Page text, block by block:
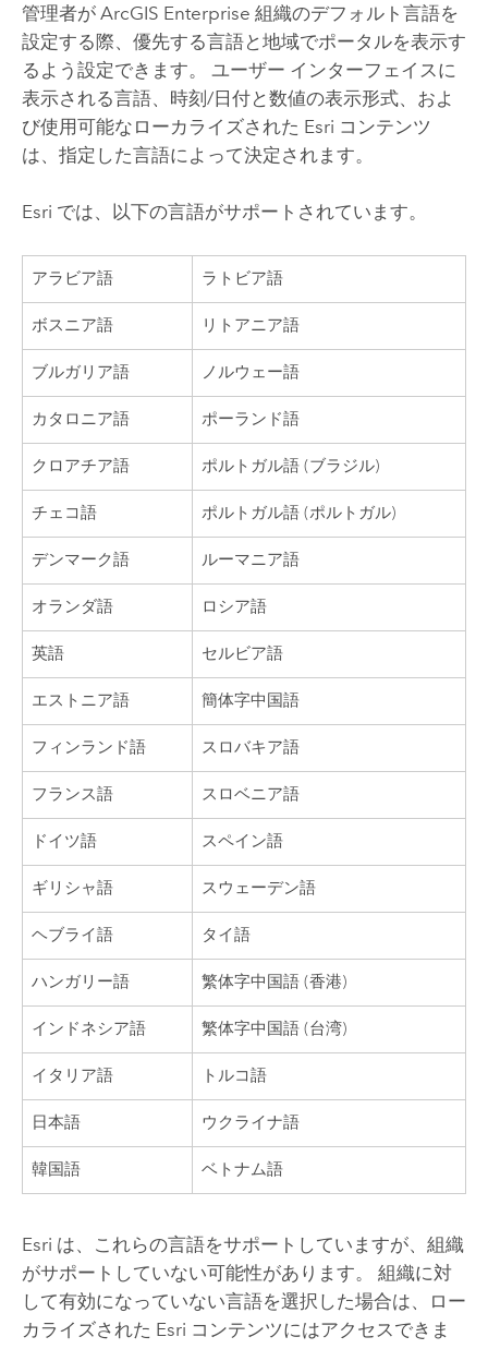
管理者が ArcGIS Enterprise 組織のデフォルト言語を
設定する際、優先する言語と地域でポータルを表示す
るよう設定できます。 ユーザー インターフェイスに
表示される言語、時刻/日付と数値の表示形式、およ
び使用可能なローカライズされた Esri コンテンツ
は、指定した言語によって決定されます。
Esri では、以下の言語がサポートされています。
アラビア語 ラトビア語
ボスニア語 リトアニア語
ブルガリア語 ノルウェー語
カタロニア語 ポーランド語
クロアチア語 ポルトガル語 (ブラジル)
チェコ語 ポルトガル語 (ポルトガル)
デンマーク語 ルーマニア語
オランダ語 ロシア語
英語 セルビア語
エストニア語 簡体字中国語
フィンランド語 スロバキア語
フランス語 スロベニア語
ドイツ語 スペイン語
ギリシャ語 スウェーデン語
ヘブライ語 タイ語
ハンガリー語 繁体字中国語 (香港)
インドネシア語 繁体字中国語 (台湾)
イタリア語 トルコ語
日本語 ウクライナ語
韓国語 ベトナム語
Esri は、これらの言語をサポートしていますが、組織
がサポートしていない可能性があります。 組織に対
して有効になっていない言語を選択した場合は、ロー
カライズされた Esri コンテンツにはアクセスできま